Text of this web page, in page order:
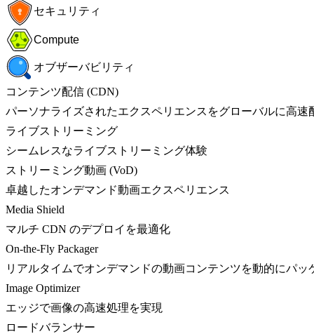
セキュリティ
Compute
オブザーバビリティ
コンテンツ配信 (CDN)
パーソナライズされたエクスペリエンスをグローバルに高速
ライブストリーミング
シームレスなライブストリーミング体験
ストリーミング動画 (VoD)
卓越したオンデマンド動画エクスペリエンス
Media Shield
マルチ CDN のデプロイを最適化
On-the-Fly Packager
リアルタイムでオンデマンドの動画コンテンツを動的にパッ
Image Optimizer
エッジで画像の高速処理を実現
ロードバランサー